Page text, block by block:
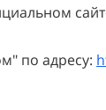
по адресу: